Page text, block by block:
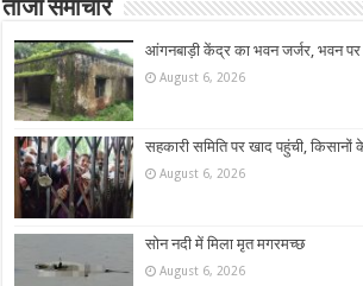
ताजा समाचार
आंगनबाड़ी केंद्र का भवन जर्जर, भवन
August 6, 2026
सहकारी समिति पर खाद पहुंची,
August 6, 2026
सोन नदी में मिला मृत मगरमच्छ
August 6, 2026